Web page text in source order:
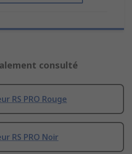
consulté
RS PRO Rouge
RS PRO Noir